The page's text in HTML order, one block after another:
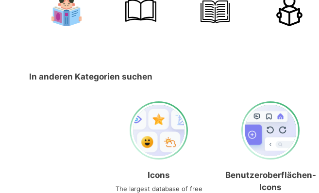
In anderen Kategorien suchen
Icons
The largest database of free
Benutzeroberflächen-
Icons